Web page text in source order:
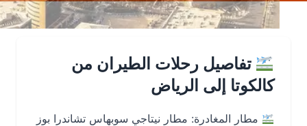
تفاصيل رحلات الطيران من
كالكوتا إلى الرياض
مطار المغادرة: مطار نيتاجي سوبهاس تشاندرا بوز